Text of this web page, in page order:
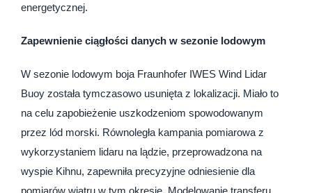
energetycznej.
Zapewnienie ciągłości danych w sezonie lodowym
W sezonie lodowym boja Fraunhofer IWES Wind Lidar
Buoy została tymczasowo usunięta z lokalizacji. Miało to
na celu zapobieżenie uszkodzeniom spowodowanym
przez lód morski. Równoległa kampania pomiarowa z
wykorzystaniem lidaru na lądzie, przeprowadzona na
wyspie Kihnu, zapewniła precyzyjne odniesienie dla
pomiarów wiatru w tym okresie. Modelowanie transferu